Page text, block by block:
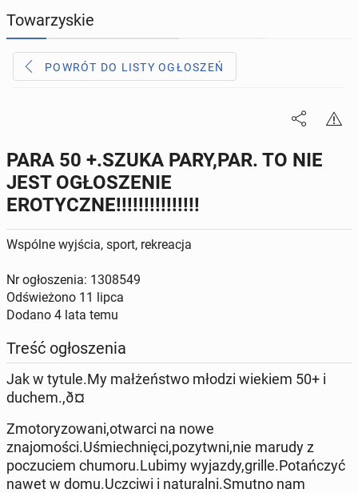
KUPIĘ & SPRZEDAM
TOWARZYSKIE
Towarzyskie
POWRÓT DO LISTY OGŁOSZEŃ
PARA 50 +.SZUKA PARY,PAR. TO NIE
JEST OGŁOSZENIE
EROTYCZNE!!!!!!!!!!!!!!!
Wspólne wyjścia, sport, rekreacja
Nr ogłoszenia: 1308549
Odświeżono 11 lipca
Dodano 4 lata temu
Treść ogłoszenia
Jak w tytule.My małżeństwo młodzi wiekiem 50+ i
duchem.,ð¤
Zmotoryzowani,otwarci na nowe
znajomości.Uśmiechnięci,pozytwni,nie marudy z
poczuciem chumoru.Lubimy wyjazdy,grille.Potańczyć
nawet w domu.Uczciwi i naturalni.Smutno nam